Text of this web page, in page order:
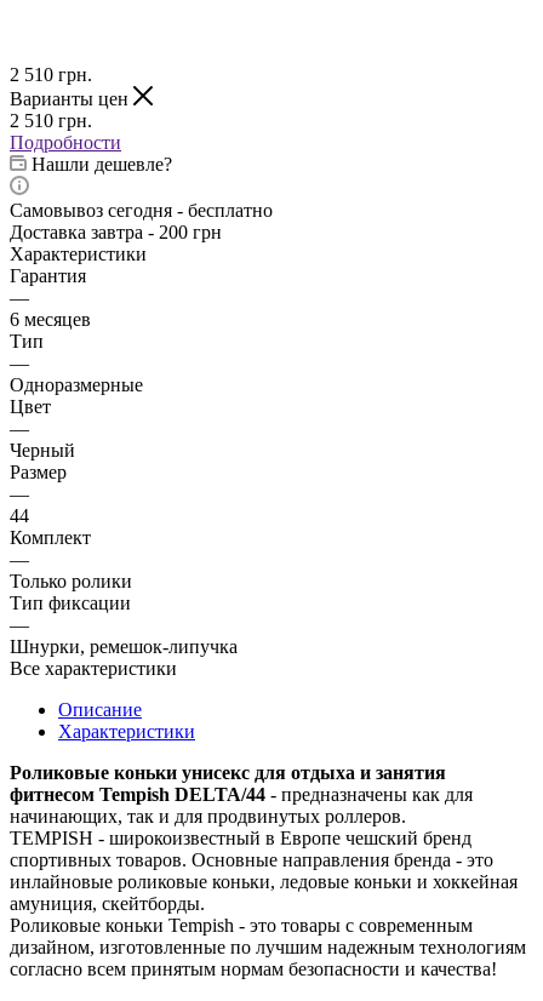
2 510 грн.
Варианты цен
2 510 грн.
Подробности
Нашли дешевле?
Самовывоз сегодня - бесплатно
Доставка завтра - 200 грн
Характеристики
Гарантия
—
6 месяцев
Тип
—
Одноразмерные
Цвет
—
Черный
Размер
—
44
Комплект
—
Только ролики
Тип фиксации
—
Шнурки, ремешок-липучка
Все характеристики
Описание
Характеристики
Роликовые коньки унисекс для отдыха и занятия
фитнесом Tempish DELTA/44 - предназначены как для
начинающих, так и для продвинутых роллеров.
TEMPISH - широкоизвестный в Европе чешский бренд
спортивных товаров. Основные направления бренда - это
инлайновые роликовые коньки, ледовые коньки и хоккейная
амуниция, скейтборды.
Роликовые коньки Tempish - это товары с современным
дизайном, изготовленные по лучшим надежным технологиям
согласно всем принятым нормам безопасности и качества!